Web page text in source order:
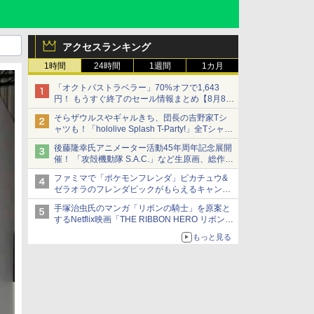
アクセスランキング
1時間 24時間 1週間 1カ月
「オクトパストラベラー」70%オフで1,643
円！ もうすぐ終了のセール情報まとめ【8月8日
更新】
ニンテンドーeショップでは「大神 絶景版」が
67%オフで990円
そらザウルスやギャルきち、団長の吉野家Tシ
ャツも！「hololive Splash T-Party!」全Tシャツ
ラインナップ公開＆オンライン販売開始
後藤隆幸氏アニメーター活動45年周年記念展開
催！ 「攻殻機動隊 S.A.C.」など生原画、総作画
監督修正が展示
ファミマで「ポケモンフレンダ」ピカチュウ&
ゼラオラのフレンダピックがもらえるキャンペ
ーン開催！
手塚治虫氏のマンガ「リボンの騎士」を原案と
するNetflix映画「THE RIBBON HERO リボンヒ
もっと見る